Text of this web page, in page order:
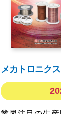
メカトロニク